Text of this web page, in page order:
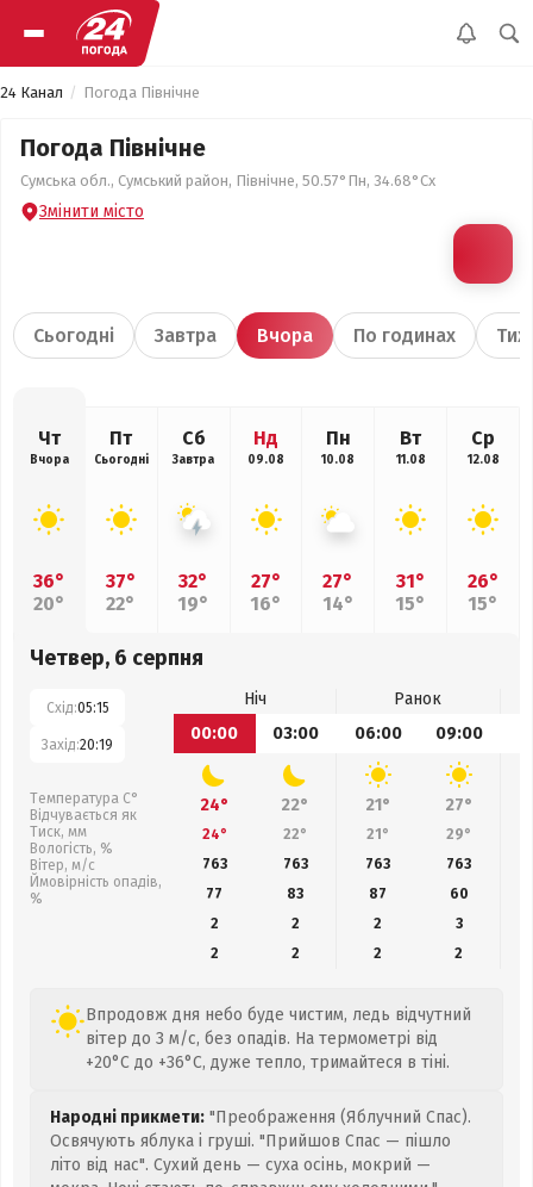
24 Канал Погода Північне
Погода Північне
Сумська обл., Сумський район, Північне, 50.57°Пн, 34.68°Сх
Змінити місто
Сьогодні Завтра Вчора По годинах
Чт
Вчора
36°
20°
Пт
Сьогодні
37°
22°
Сб
Завтра
32°
19°
Нд
09.08
27°
16°
Пн
10.08
27°
14°
Вт
11.08
31°
15°
Ср
12.08
26°
15°
Четвер, 6 серпня
Схід:05:15
Захід:20:19
Температура С°
Відчувається як
Тиск, мм
Вологість, %
Вітер, м/с
Ймовірність опадів,
%
Ніч
Ранок
00:00
03:00 06:00 09:00
24° 22° 21° 27°
24° 22° 21° 29°
763
763 763 763
77
83 87 60
2
2 2
3
2
2 2 2
Впродовж дня небо буде чистим, ледь відчутний
вітер до 3 м/с, без опадів. На термометрі від
+20°C до +36°C, дуже тепло, тримайтеся в тіні.
Народні прикмети: "Преображення (Яблучний Спас).
Освячують яблука і груші. "Прийшов Спас — пішло
літо від нас". Сухий день — суха осінь, мокрий —